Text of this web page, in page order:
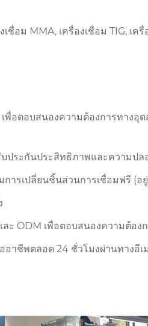
อม MMA, เครื่องเชื่อม TIG, เครื่
พื่อตอบสนองความต้องการทาง
ประกันประสิทธิภาพและความปล
ารเปลี่ยนชิ้นส่วนการเชื่อมฟรี (อ
ะ ODM เพื่อตอบสนองความต้อง
อาชีพตลอด 24 ชั่วโมงผ่านทางอี